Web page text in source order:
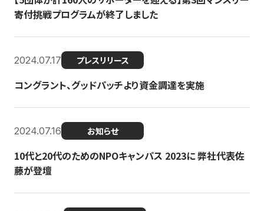
寄付挑戦プログラムが終了しました
2024.07.17 プレスリリース
コングラント、グッドパッチより資金調達を実施
2024.07.16 お知らせ
10代と20代のためのNPOキャンパス 2023に 弊社代表佐
藤が登壇